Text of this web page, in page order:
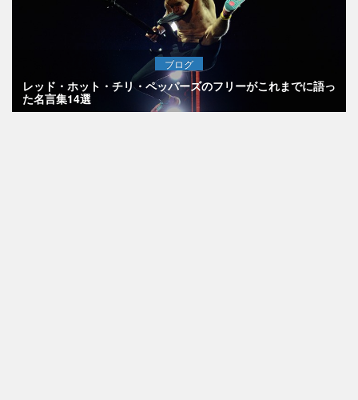
ブログ
レッド・ホット・チリ・ペッパーズのフリーがこれまでに語っ
た名言集14選